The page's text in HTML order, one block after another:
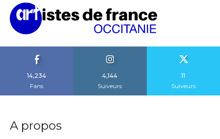
14,234
Fans
4,144
Suiveurs
11
Suiveurs
A propos